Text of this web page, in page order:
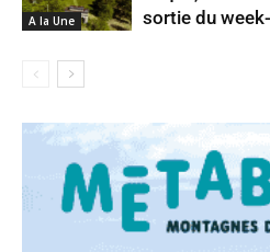
A la Une
sortie du